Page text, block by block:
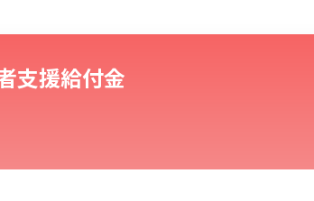
支援給付金